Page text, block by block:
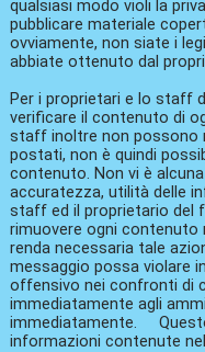
qualsiasi modo violi la
pubblicare materiale
ovviamente, non siate i
abbiate ottenuto dal
Per i proprietari e lo staff
verificare il contenuto di
staff inoltre non possono
postati, non è quindi
contenuto. Non vi è
accuratezza, utilità delle
staff ed il proprietario del
rimuovere ogni contenuto
renda necessaria tale
messaggio possa violare
offensivo nei confronti di
immediatamente agli
immediatamente.
informazioni contenute